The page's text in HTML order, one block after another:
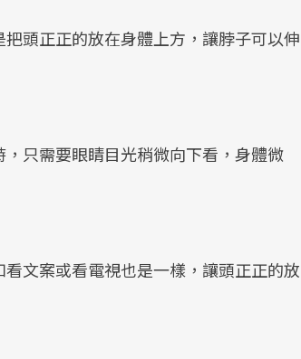
頭正正的放在身體上方，讓脖子可以伸
只需要眼睛目光稍微向下看，身體微
文案或看電視也是一樣，讓頭正正的放